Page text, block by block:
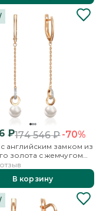
₽174 546₽-70%
английским замком из
золота с жемчугом
и
отзыв
В корзину